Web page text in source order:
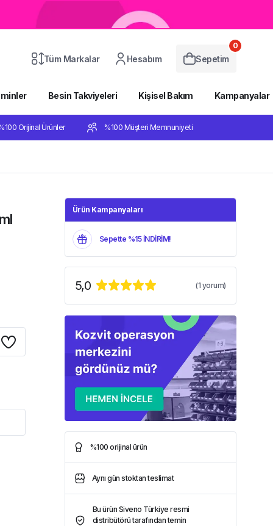
Tüm Markalar Hesabım Sepetim
0
Besin Takviyeleri Kişisel Bakım Kampanyalar
Orijinal Ürünler %100 Müşteri Memnuniyeti
Ürün Kampanyaları
Sepette %15 İNDİRİM!
5,0 (1 yorum)
%100 orijinal ürün
Aynı gün stoktan teslimat
Bu ürün Siveno Türkiye resmi
distribütörü tarafından temin